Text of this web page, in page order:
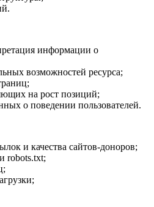
информации о
возможностей ресурса;
на рост позиций;
о поведении пользователей.
и качества сайтов-доноров;
robots.txt;